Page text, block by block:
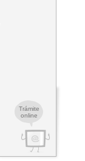
Trámite
online